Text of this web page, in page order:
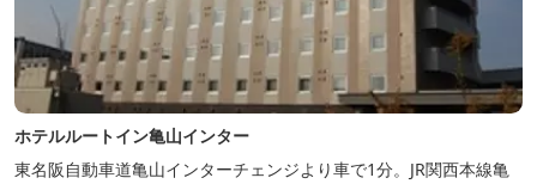
ホテルルートイン亀山インター
東名阪自動車道亀山インターチェンジより車で1分。JR関西本線亀